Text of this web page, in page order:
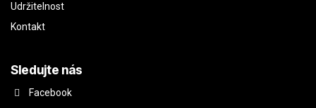
Udržitelnost
Kontakt
Sledujte nás
Facebook